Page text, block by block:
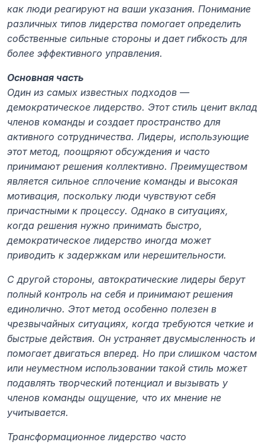
как люди реагируют на ваши указания. Понимание
различных типов лидерства помогает определить
собственные сильные стороны и дает гибкость для
более эффективного управления.
Основная часть
Один из самых известных подходов —
демократическое лидерство. Этот стиль ценит вклад
членов команды и создает пространство для
активного сотрудничества. Лидеры, использующие
этот метод, поощряют обсуждения и часто
принимают решения коллективно. Преимуществом
является сильное сплочение команды и высокая
мотивация, поскольку люди чувствуют себя
причастными к процессу. Однако в ситуациях,
когда решения нужно принимать быстро,
демократическое лидерство иногда может
приводить к задержкам или нерешительности.
С другой стороны, автократические лидеры берут
полный контроль на себя и принимают решения
единолично. Этот метод особенно полезен в
чрезвычайных ситуациях, когда требуются четкие и
быстрые действия. Он устраняет двусмысленность и
помогает двигаться вперед. Но при слишком частом
или неуместном использовании такой стиль может
подавлять творческий потенциал и вызывать у
членов команды ощущение, что их мнение не
учитывается.
Трансформационное лидерство часто